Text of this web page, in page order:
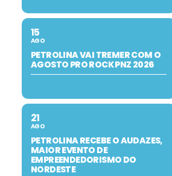
15
AGO
PETROLINA VAI TREMER COM O
AGOSTO PRO ROCK PNZ 2026
21
AGO
PETROLINA RECEBE O AUDAZES,
MAIOR EVENTO DE
EMPREENDEDORISMO DO
NORDESTE